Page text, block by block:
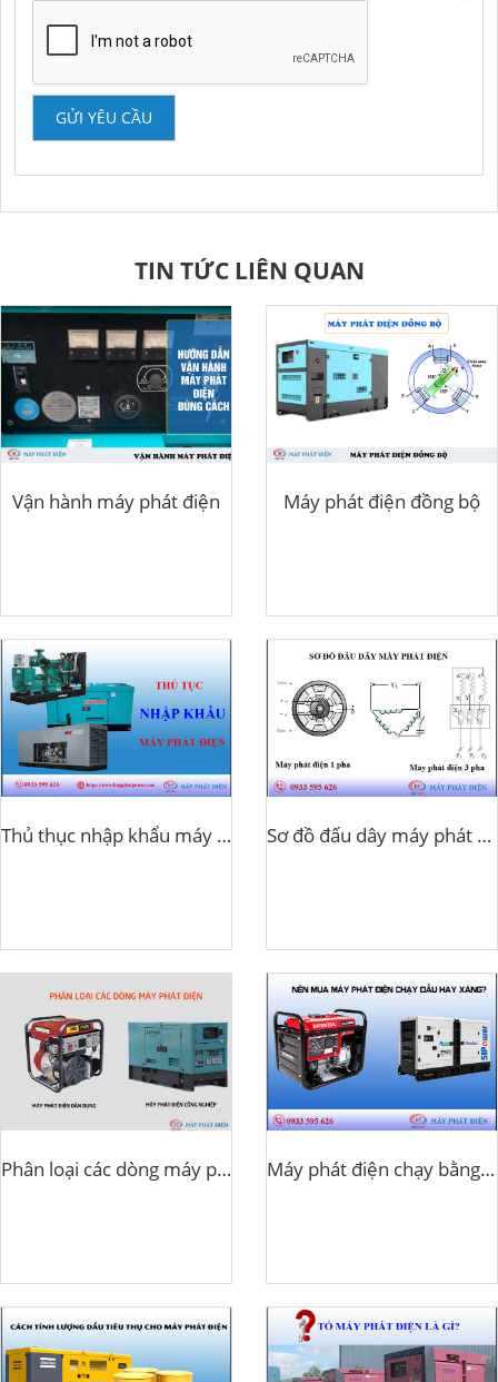
GỬI YÊU CẦU
TIN TỨC LIÊN QUAN
Vận hành máy phát điện Máy phát điện đồng bộ
Thủ thục nhập khẩu máy phát điện Sơ đồ đấu dây máy phát điện 1 pha 3 pha
Phân loại các dòng máy phát điện Máy phát điện chạy bằng dầu